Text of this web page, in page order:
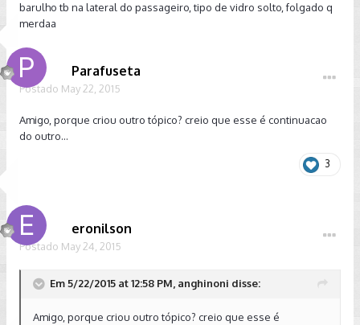
barulho tb na lateral do passageiro, tipo de vidro solto, folgado q
merdaa
Parafuseta
Postado May 22, 2015
Amigo, porque criou outro tópico? creio que esse é continuacao
do outro...
3
eronilson
Postado May 24, 2015
Em 5/22/2015 at 12:58 PM, anghinoni disse:
Amigo, porque criou outro tópico? creio que esse é